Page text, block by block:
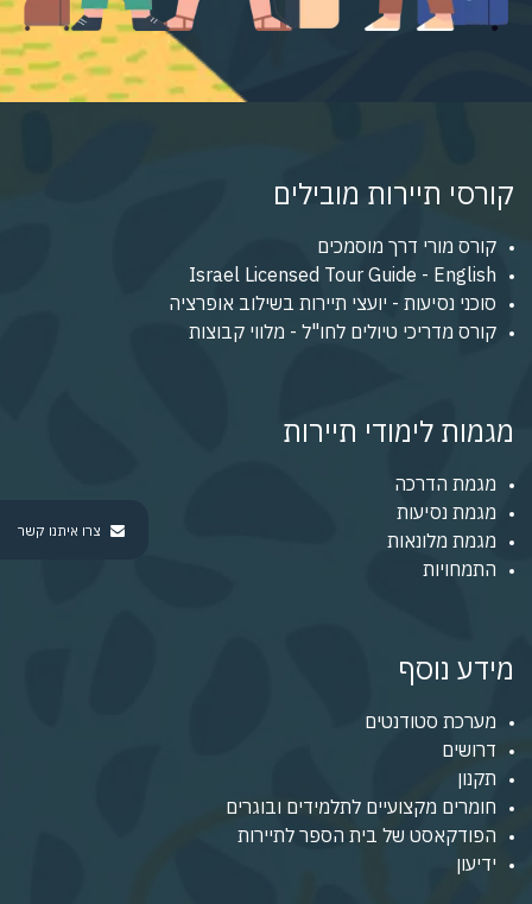
צרו איתנו קשר
קורסי תיירות מובילים
קורס מורי דרך מוסמכים
Israel Licensed Tour Guide - English
סוכני נסיעות - יועצי תיירות בשילוב אופרציה
קורס מדריכי טיולים לחו"ל - מלווי קבוצות
מגמות לימודי תיירות
מגמת הדרכה
מגמת נסיעות
מגמת מלונאות
התמחויות
מידע נוסף
מערכת סטודנטים
דרושים
תקנון
חומרים מקצועיים לתלמידים ובוגרים
הפודקאסט של בית הספר לתיירות
ידיעון